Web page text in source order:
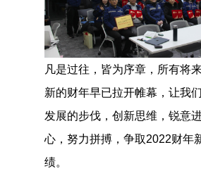
凡是过往，皆为序章，所有将
新的财年早已拉开帷幕，让我
发展的步伐，创新思维，锐意
心，努力拼搏，争取2022财年
绩。